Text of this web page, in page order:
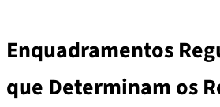
Enquadramentos
que Determinam os